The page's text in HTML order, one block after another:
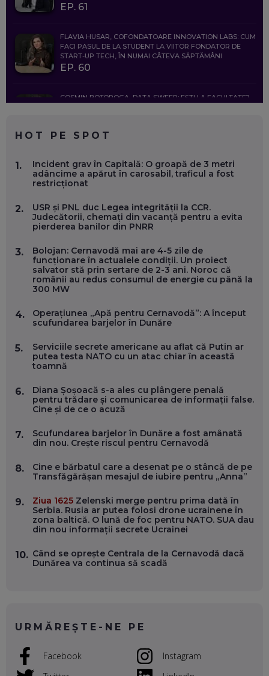
EP. 61
FLAVIA HUSAR, COFONDATOARE INNOVATION LABS: CUM
FACI PASUL DE LA STUDENT LA VIITOR FONDATOR DE
START-UP TECH, ÎN NUMAI CÂTEVA SĂPTĂMÂNI
EP. 60
COSMIN BOȚOROGA, DATA SWEEP: EȘTI LA FACULTATE?
FOLOSEȘTI TEHNOLOGIA CA SĂ FII MAI BUN LA JOB. ȘI CUM
SE VA SCHIMBA MUNCA, ÎN URMĂTORII ANI
EP. 58
MARIUS PAȘCULEA, COFONDATOR AL KULTH: CUM
FOLOSEȘTI TEHNOLOGIA CA SĂ ÎȚI DESCHIZI DRUMUL
EP. 57
ANDREI AVĂDANEI, BIT SENTINEL: CUM ÎȚI PROTEJEZI
EFICIENT VIAȚA ONLINE. ȘI CARE SUNT PRIMII PAȘI ÎNTR-O
EP. 56
DOINA VÎLCEANU, CONTENTSPEED: VREI SUCCES ONLINE?
ÎNVAȚĂ AEO ȘI GEO!
EP. 55
OLIVIU MATEI, HOLISUN: SOFTWARE DE LA CLUJ PENTRU
WASHINGTON, OCHELARI INTELIGENȚI ȘI FERME
EP. 54
VALENTIN VANCEA, CEO AL PATRIA BANK: AUTOMATIZĂM
PROCESE, DAR CE FACEM CÂND PICĂ BAZA DE DATE, LA
INSTITUȚIILE STATULUI?
VOICU OPREAN (AROBS): CUM CONSTRUIEȘTI O COMPANIE
GLOBALĂ, FĂRĂ SĂ PIERZI LEGĂTURA CU COMUNITATEA
EP. 52
PARTICIPANȚII LA DEZBATERILE DE PE REȚELE SOCIALE
ȚIPĂ, CU FEȚELE ACOPERITE. CUM ÎNVĂȚĂM SĂ DISCUTĂM
HOT PE SPOT
1.
Incident grav în Capitală: O groapă de 3 metri
adâncime a apărut în carosabil, traficul a fost
restricționat
2.
USR și PNL duc Legea integrității la CCR.
Judecătorii, chemați din vacanță pentru a evita
pierderea banilor din PNRR
3.
Bolojan: Cernavodă mai are 4-5 zile de
funcționare în actualele condiții. Un proiect
salvator stă prin sertare de 2-3 ani. Noroc că
românii au redus consumul de energie cu până la
300 MW
4.
Operațiunea „Apă pentru Cernavodă”: A început
scufundarea barjelor în Dunăre
5.
Serviciile secrete americane au aflat că Putin ar
putea testa NATO cu un atac chiar în această
toamnă
6.
Diana Șoșoacă s-a ales cu plângere penală
pentru trădare și comunicarea de informații false.
Cine și de ce o acuză
7.
Scufundarea barjelor în Dunăre a fost amânată
din nou. Crește riscul pentru Cernavodă
8.
Cine e bărbatul care a desenat pe o stâncă de pe
Transfăgărășan mesajul de iubire pentru „Anna”
9. Ziua 1625 Zelenski merge pentru prima dată în
Serbia. Rusia ar putea folosi drone ucrainene în
zona baltică. O lună de foc pentru NATO. SUA dau
din nou informații secrete Ucrainei
10. Când se oprește Centrala de la Cernavodă dacă
Dunărea va continua să scadă
URMĂREȘTE-NE PE
Facebook
Instagram